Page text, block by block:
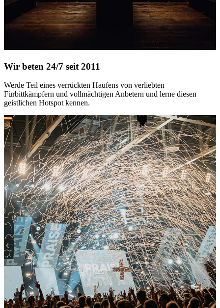
Wir beten 24/7 seit 2011
Werde Teil eines verrückten Haufens von verliebten
Fürbittkämpfern und vollmächtigen Anbetern und lerne diesen
geistlichen Hotspot kennen.